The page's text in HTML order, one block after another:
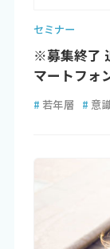
セミナー
※募集終了
マートフォ
# 若年層 # 意